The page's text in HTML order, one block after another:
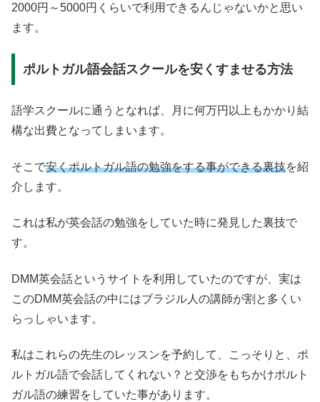
2000円～5000円くらいで利用できるんじゃないかと思い
ます。
ポルトガル語会話スクールを安くすませる方法
語学スクールに通うとなれば、月に何万円以上もかかり結
構な出費となってしまいます。
そこで安くポルトガル語の勉強をする事ができる裏技を紹
介します。
これは私が英会話の勉強をしていた時に発見した裏技で
す。
DMM英会話というサイトを利用していたのですが、実は
このDMM英会話の中にはブラジル人の講師が割と多くい
らっしゃいます。
私はこれらの先生のレッスンを予約して、こっそりと、ポ
ルトガル語で会話してくれない？と交渉をもちかけポルト
ガル語の練習をしていた事があります。